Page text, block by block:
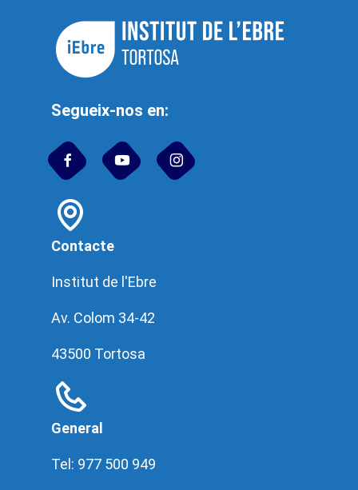
Segueix-nos en:
Contacte
Institut de l'Ebre
Av. Colom 34-42
43500 Tortosa
General
Tel: 977 500 949